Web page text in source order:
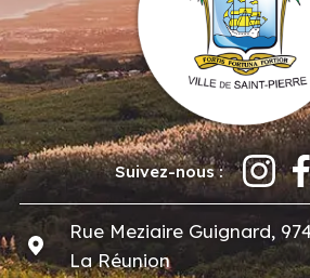
Suivez-nous :
Rue Meziaire Guignard,
La Réunion